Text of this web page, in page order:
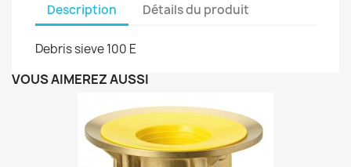
Description Détails du produit
Debris sieve 100 E
VOUS AIMEREZ AUSSI